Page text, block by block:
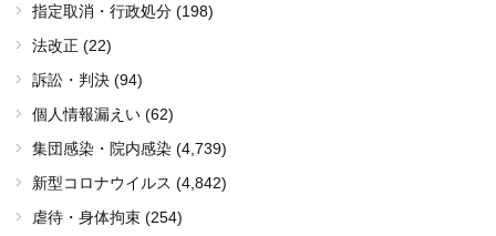
指定取消・行政処分 (198)
法改正 (22)
訴訟・判決 (94)
個人情報漏えい (62)
集団感染・院内感染 (4,739)
新型コロナウイルス (4,842)
虐待・身体拘束 (254)